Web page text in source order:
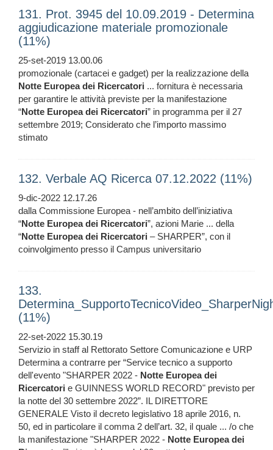
131. Prot. 3945 del 10.09.2019 - Determina
aggiudicazione materiale promozionale
(11%)
25-set-2019 13.00.06
promozionale (cartacei e gadget) per la realizzazione della
Notte Europea dei Ricercatori ... fornitura è necessaria
per garantire le attività previste per la manifestazione
“Notte Europea dei Ricercatori” in programma per il 27
settembre 2019; Considerato che l’importo massimo
stimato
132. Verbale AQ Ricerca 07.12.2022 (11%)
9-dic-2022 12.17.26
dalla Commissione Europea - nell’ambito dell’iniziativa
“Notte Europea dei Ricercatori”, azioni Marie ... della
“Notte Europea dei Ricercatori – SHARPER”, con il
coinvolgimento presso il Campus universitario
133.
(11%)
22-set-2022 15.30.19
Servizio in staff al Rettorato Settore Comunicazione e URP
Determina a contrarre per “Service tecnico a supporto
dell'evento "SHARPER 2022 - Notte Europea dei
Ricercatori e GUINNESS WORLD RECORD" previsto per
la notte del 30 settembre 2022”. IL DIRETTORE
GENERALE Visto il decreto legislativo 18 aprile 2016, n.
50, ed in particolare il comma 2 dell’art. 32, il quale ... /o che
la manifestazione "SHARPER 2022 - Notte Europea dei